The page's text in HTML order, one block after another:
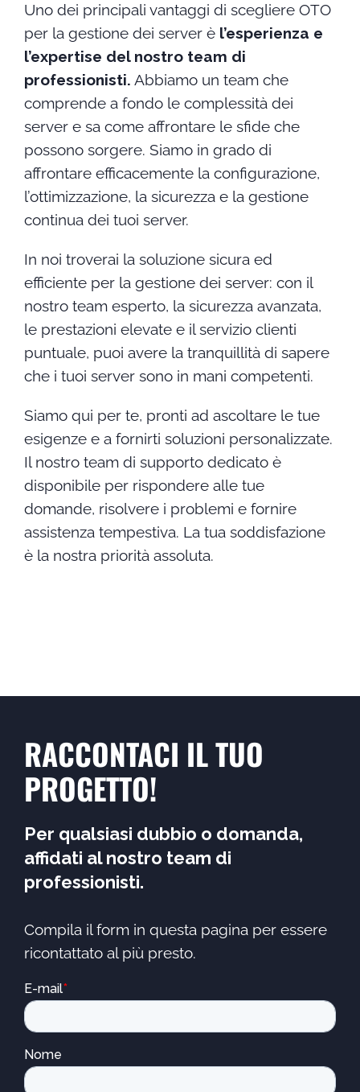
Uno dei principali vantaggi di scegliere OTO
per la gestione dei server è l’esperienza e
l’expertise del nostro team di
professionisti. Abbiamo un team che
comprende a fondo le complessità dei
server e sa come affrontare le sfide che
possono sorgere. Siamo in grado di
affrontare efficacemente la configurazione,
l’ottimizzazione, la sicurezza e la gestione
continua dei tuoi server.
In noi troverai la soluzione sicura ed
efficiente per la gestione dei server: con il
nostro team esperto, la sicurezza avanzata,
le prestazioni elevate e il servizio clienti
puntuale, puoi avere la tranquillità di sapere
che i tuoi server sono in mani competenti.
Siamo qui per te, pronti ad ascoltare le tue
esigenze e a fornirti soluzioni personalizzate.
Il nostro team di supporto dedicato è
disponibile per rispondere alle tue
domande, risolvere i problemi e fornire
assistenza tempestiva. La tua soddisfazione
è la nostra priorità assoluta.
RACCONTACI IL TUO
PROGETTO!
Per qualsiasi dubbio o domanda,
affidati al nostro team di
professionisti.
Compila il form in questa pagina per essere
ricontattato al più presto.